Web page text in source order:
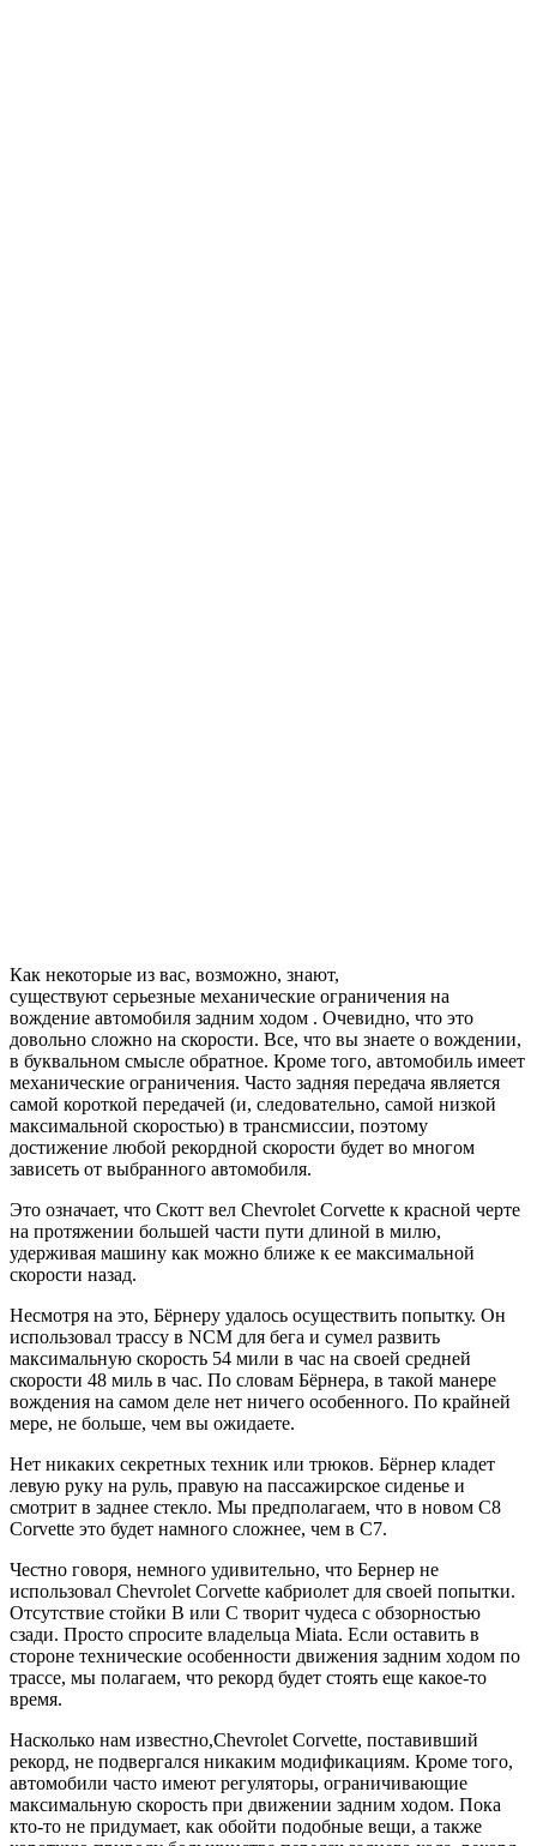
Как некоторые из вас, возможно, знают,
существуют серьезные механические ограничения на
вождение автомобиля задним ходом . Очевидно, что это
довольно сложно на скорости. Все, что вы знаете о вождении,
в буквальном смысле обратное. Кроме того, автомобиль имеет
механические ограничения. Часто задняя передача является
самой короткой передачей (и, следовательно, самой низкой
максимальной скоростью) в трансмиссии, поэтому
достижение любой рекордной скорости будет во многом
зависеть от выбранного автомобиля.
Это означает, что Скотт вел Chevrolet Corvette к красной черте
на протяжении большей части пути длиной в милю,
удерживая машину как можно ближе к ее максимальной
скорости назад.
Несмотря на это, Бёрнеру удалось осуществить попытку. Он
использовал трассу в NCM для бега и сумел развить
максимальную скорость 54 мили в час на своей средней
скорости 48 миль в час. По словам Бёрнера, в такой манере
вождения на самом деле нет ничего особенного. По крайней
мере, не больше, чем вы ожидаете.
Нет никаких секретных техник или трюков. Бёрнер кладет
левую руку на руль, правую на пассажирское сиденье и
смотрит в заднее стекло. Мы предполагаем, что в новом C8
Corvette это будет намного сложнее, чем в C7.
Честно говоря, немного удивительно, что Бернер не
использовал Chevrolet Corvette кабриолет для своей попытки.
Отсутствие стойки B или C творит чудеса с обзорностью
сзади. Просто спросите владельца Miata. Если оставить в
стороне технические особенности движения задним ходом по
трассе, мы полагаем, что рекорд будет стоять еще какое-то
время.
Насколько нам известно,Chevrolet Corvette, поставивший
рекорд, не подвергался никаким модификациям. Кроме того,
автомобили часто имеют регуляторы, ограничивающие
максимальную скорость при движении задним ходом. Пока
кто-то не придумает, как обойти подобные вещи, а также